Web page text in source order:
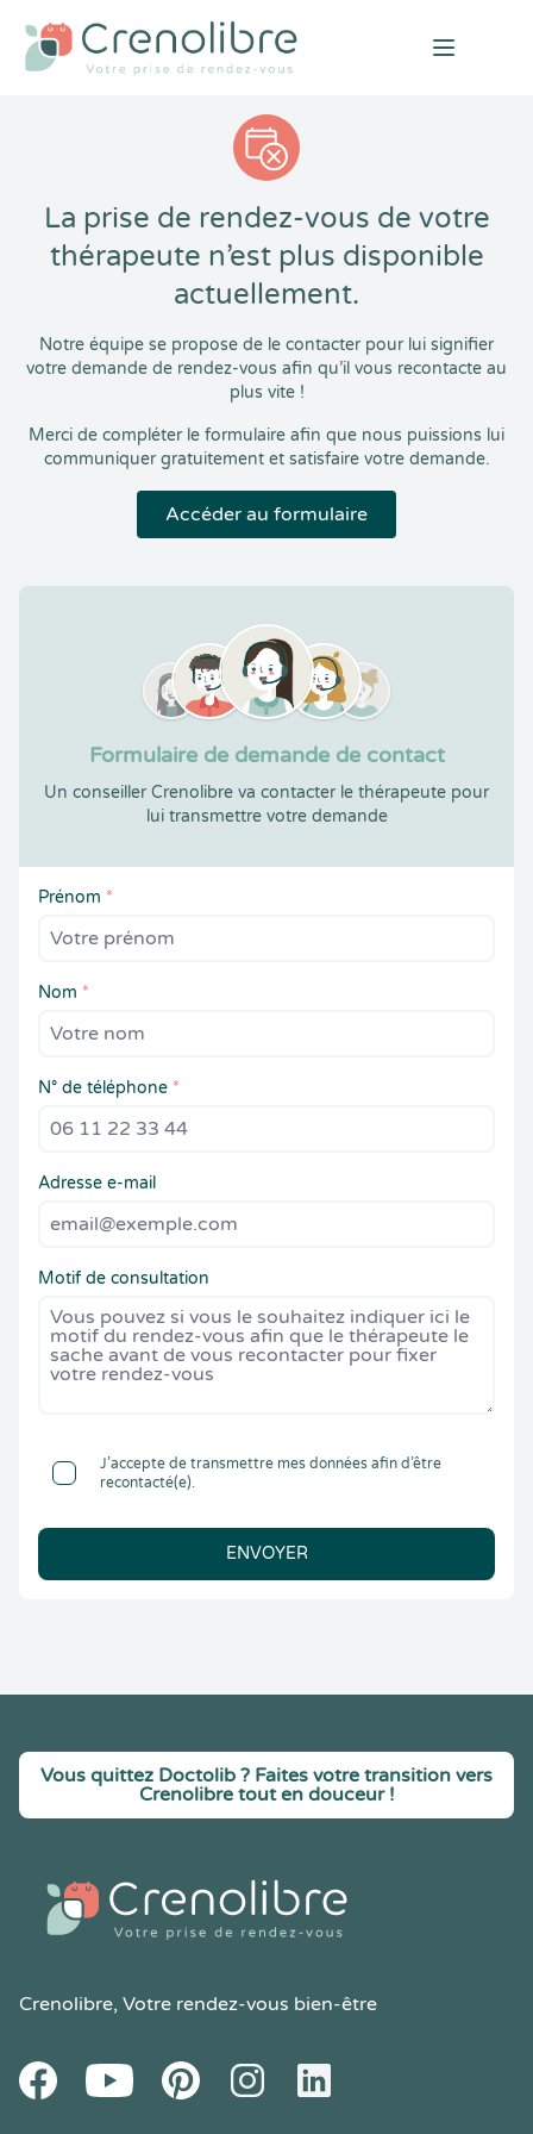
Open
La prise de rendez-vous de votre
thérapeute n’est plus disponible
actuellement.
Notre équipe se propose de le contacter pour lui signifier
votre demande de rendez-vous afin qu’il vous recontacte au
plus vite !
Merci de compléter le formulaire afin que nous puissions lui
communiquer gratuitement et satisfaire votre demande.
Accéder au formulaire
Formulaire de demande de contact
Un conseiller Crenolibre va contacter le thérapeute pour
lui transmettre votre demande
Prénom *
Nom *
N° de téléphone *
Adresse e-mail
Motif de consultation
J’accepte de transmettre mes données afin d’être
recontacté(e).
ENVOYER
Vous quittez Doctolib ? Faites votre transition vers
Crenolibre tout en douceur !
Crenolibre, Votre rendez-vous bien-être
FacebookYoutube PinteresetInstagramLinkedIn